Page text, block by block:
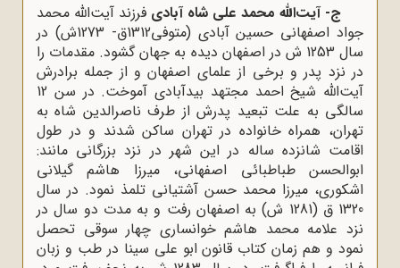
ج- آیت‌الله محمد علی شاه آبادی فرزند آیت‌الله محمد
جواد اصفهانی حسین آبادی (متوفی1312ق- 1273ش) در
سال 1253 ش در اصفهان دیده به جهان گشود. مقدمات را
در نزد پدر و برخی از علمای اصفهان و از جمله برادرش
آیت‌الله شیخ احمد مجتهد بیدآبادی آموخت. در سن 12
سالگی به علت تبعید پدرش از طرف ناصرالدین شاه به
تهران، همراه خانواده در تهران ساکن شدند و در طول
اقامت شانزده ساله در این شهر در نزد بزرگانی مانند:
ابوالحسن طباطبائی اصفهانی، میرزا هاشم گیلانی
اشکوری، میرزا محمد حسن آشتیانی تلمذ نمود. در سال
1320 ق (1281 ش) به اصفهان رفت و به مدت دو سال در
نزد علامه محمد هاشم خوانساری چهار سوقی تحصل
نمود و هم زمان کتاب قانون ابو علی سینا در طب و زبان